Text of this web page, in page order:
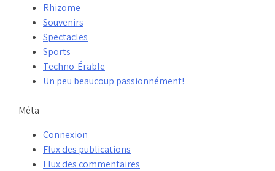
Rhizome
Souvenirs
Spectacles
Sports
Techno-Érable
Un peu beaucoup passionnément!
Méta
Connexion
Flux des publications
Flux des commentaires